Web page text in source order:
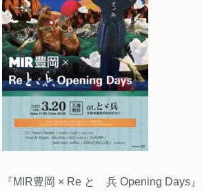
『MIR豊岡 × Re とゞ兵 Opening Days』